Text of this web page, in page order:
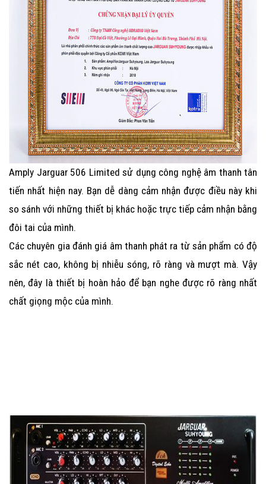
Amply Jarguar 506 Limited sử dụng công nghệ âm thanh tân
tiến nhất hiện nay. Bạn dễ dàng cảm nhận được điều này khi
so sánh với những thiết bị khác hoặc trực tiếp cảm nhận bằng
đôi tai của mình.
Các chuyên gia đánh giá âm thanh phát ra từ sản phẩm có độ
sắc nét cao, không bị nhiễu sóng, rõ ràng và mượt mà. Vậy
nên, đây là thiết bị hoàn hảo để bạn nghe được rõ ràng nhất
chất giọng mộc của mình.